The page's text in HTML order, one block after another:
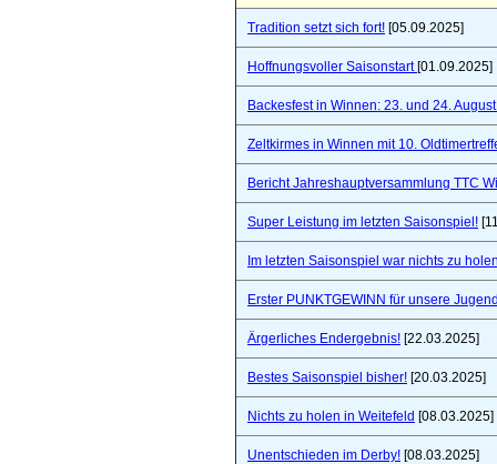
Tradition setzt sich fort! [05.09.2025]
Hoffnungsvoller Saisonstart [01.09.2025]
Backesfest in Winnen: 23. und 24.
Zeltkirmes in Winnen mit 10.
Bericht Jahreshauptversammlung TTC
Super Leistung im letzten Saisonspiel!
Im letzten Saisonspiel war nichts zu
Erster PUNKTGEWINN für unsere
Ärgerliches Endergebnis! [22.03.2025]
Bestes Saisonspiel bisher! [20.03.2025]
Nichts zu holen in Weitefeld [08.03.2025]
Unentschieden im Derby! [08.03.2025]